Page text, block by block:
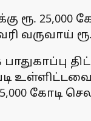
ரூ.
வருவாய்
கோடி